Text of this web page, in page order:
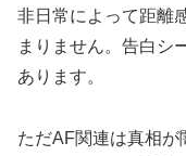
非日常によって距離
まりません。告白シ
あります。
ただAF関連は真相